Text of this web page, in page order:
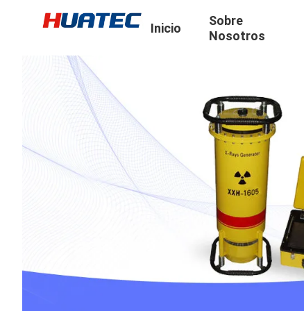
Inicio
Sobre
Nosotros